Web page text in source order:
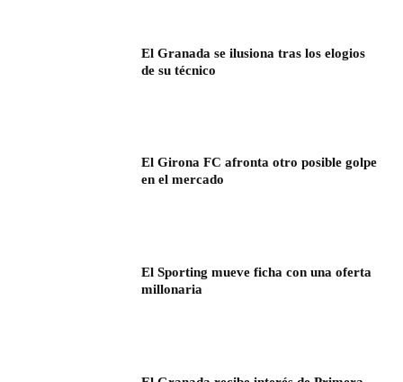
El Granada se ilusiona tras los elogios
de su técnico
El Girona FC afronta otro posible golpe
en el mercado
El Sporting mueve ficha con una oferta
millonaria